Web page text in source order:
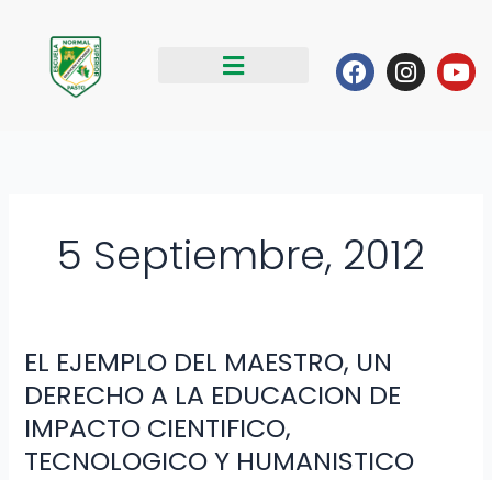
contenido
Facebook
5 Septiembre, 2012
EL EJEMPLO DEL MAESTRO, UN
DERECHO A LA EDUCACION DE
IMPACTO CIENTIFICO,
TECNOLOGICO Y HUMANISTICO
EL
EJEMPLO
DEL
MAESTRO,
UN